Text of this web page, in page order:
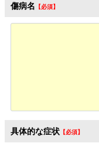
傷病名
具体的な症状